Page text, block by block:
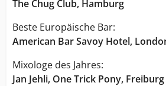
The Chug Club, Hamburg
Beste Europäische Bar:
American Bar Savoy Hotel,
Mixologe des Jahres:
Jan Jehli, One Trick Pony, Freiburg